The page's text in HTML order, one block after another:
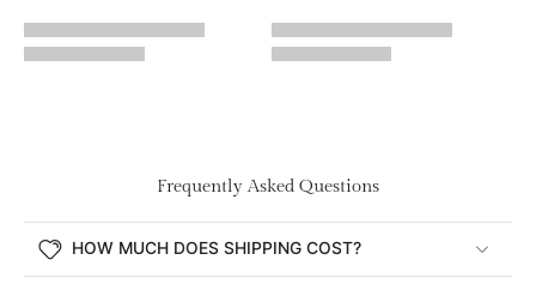
Frequently Asked Questions
HOW MUCH DOES SHIPPING COST?